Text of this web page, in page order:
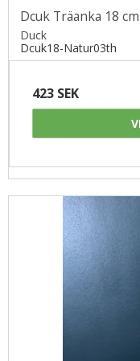
Dcuk Träanka 18
Duck
Dcuk18-Natur03th
423 SEK